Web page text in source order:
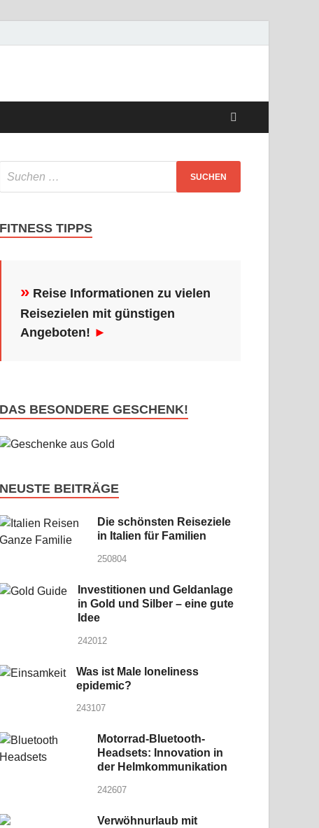
FITNESS TIPPS
» Reise Informationen zu vielen
Reisezielen mit günstigen
Angeboten! ►
DAS BESONDERE GESCHENK!
NEUSTE BEITRÄGE
Die schönsten Reiseziele
in Italien für Familien
250804
Investitionen und Geldanlage
in Gold und Silber – eine gute
Idee
242012
Was ist Male loneliness
epidemic?
243107
Motorrad-Bluetooth-
Headsets: Innovation in
der Helmkommunikation
242607
Verwöhnurlaub mit